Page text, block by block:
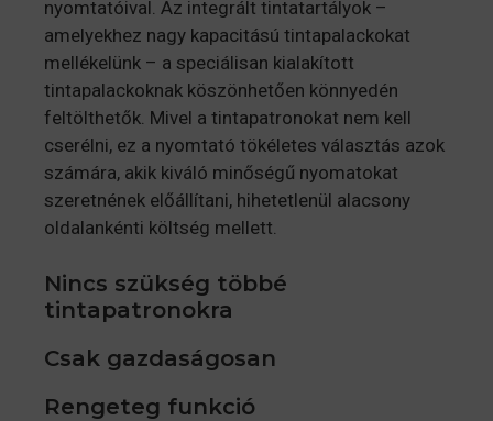
nyomtatóival. Az integrált tintatartályok –
amelyekhez nagy kapacitású tintapalackokat
mellékelünk – a speciálisan kialakított
tintapalackoknak köszönhetően könnyedén
feltölthetők. Mivel a tintapatronokat nem kell
cserélni, ez a nyomtató tökéletes választás azok
számára, akik kiváló minőségű nyomatokat
szeretnének előállítani, hihetetlenül alacsony
oldalankénti költség mellett.
Nincs szükség többé
tintapatronokra
Csak gazdaságosan
Rengeteg funkció